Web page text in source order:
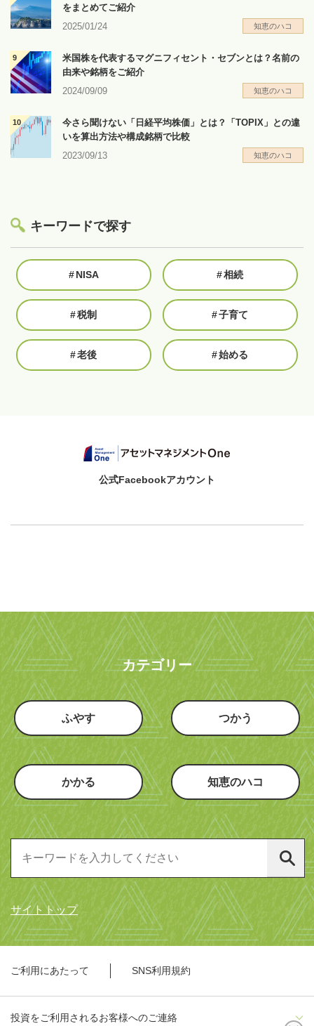
をまとめてご紹介
2025/01/24
知恵のハコ
米国株を代表するマグニフィセント・セブンとは？名前の
由来や銘柄をご紹介
2024/09/09
知恵のハコ
今さら聞けない「日経平均株価」とは？「TOPIX」との違
いを算出方法や構成銘柄で比較
2023/09/13
知恵のハコ
キーワードで探す
#NISA #相続
#税制 #子育て
#老後 #始める
公式Facebookアカウント
カテゴリー
ふやす つかう
かかる 知恵のハコ
サイトトップ
ご利用にあたって SNS利用規約
投資をご利用されるお客様へのご連絡